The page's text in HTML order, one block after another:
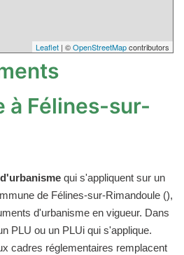
Leaflet | ©OpenStreetMapcontributors
à Félines-sur-
qui s'appliquent sur un
de Félines-sur-Rimandoule (),
d'urbanisme en vigueur. Dans
PLU ou un PLUi qui s'applique.
cadres réglementaires remplacent